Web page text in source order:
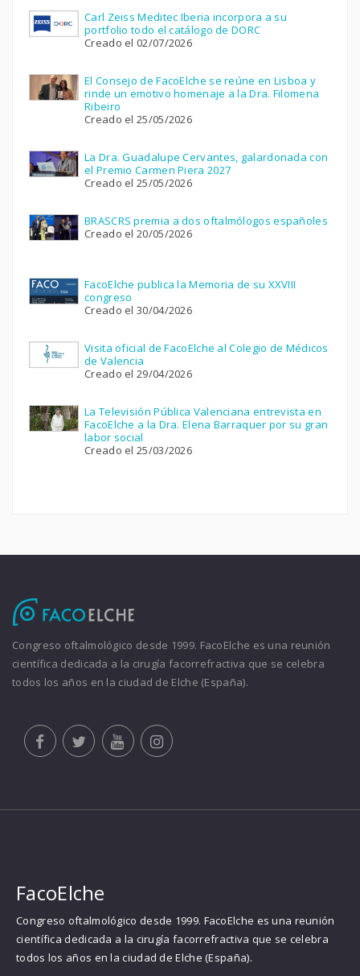
Carl Zeiss Meditec Iberia incorpora a su
portfolio todo el catálogo de DORC
Creado el 02/07/2026
El Consejo de FacoElche se reúne en Lisboa y
rinde un emotivo homenaje a la Dra. Filomena
Ribeiro
Creado el 25/05/2026
La Dra. Guadalupe Cervantes, galardonada con
el Premio Carmen Piera 2027
Creado el 25/05/2026
BRASCRS premia a dos oftalmólogos españoles
Creado el 20/05/2026
FacoElche publica la Memoria de su XXVIII
congreso
Creado el 30/04/2026
Visita oficial de FacoElche al Colegio de Médicos
de Valencia
Creado el 29/04/2026
La Televisión Pública Valenciana entrevista en
FacoElche a la Dra. Elena Barraquer por su gran
labor social
Creado el 25/03/2026
Congreso oftalmológico desde 1999. FacoElche es una reunión
científica dedicada a la cirugía facorrefractiva que se celebra
todos los años en la ciudad de Elche (España).
FacoElche
Congreso oftalmológico desde 1999. FacoElche es una reunión
científica dedicada a la cirugía facorrefractiva que se celebra
todos los años en la ciudad de Elche (España).